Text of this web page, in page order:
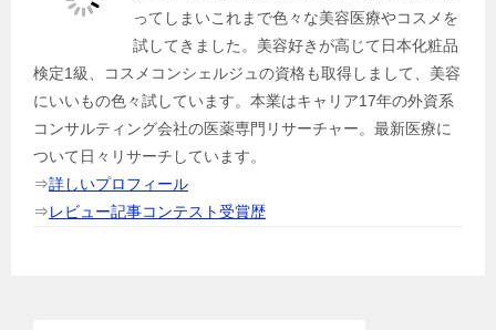
ってしまいこれまで色々な美容医療やコスメを
試してきました。美容好きが高じて日本化粧品
検定1級、コスメコンシェルジュの資格も取得しまして、美容
にいいもの色々試しています。本業はキャリア17年の外資系
コンサルティング会社の医薬専門リサーチャー。最新医療に
ついて日々リサーチしています。
⇒詳しいプロフィール
⇒レビュー記事コンテスト受賞歴